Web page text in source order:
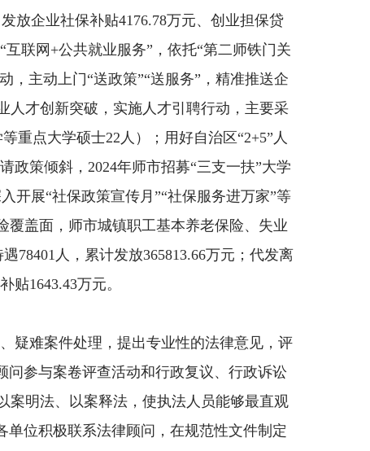
放企业社保补贴4176.78万元、 创业担保贷
“互联网 +公共就业服务”，依托“第二师铁门关
，主动上门“送政策”“送服务”，精准推送企
人才创新突破 ， 实施人才引聘行动， 主要采
等重点大学硕士22 人）；用好自治区 “2+5” 人
政策倾斜， 2024年师市招募“三支一扶”大学
开展“社保政策宣传月”“社保服务进万家”等
覆盖面，师市城镇职工基本养老保险、失业
78401 人，累计发放365813.66万元 ；代发离
贴1643.43万元。
疑难案件处理，提出专业性的法律意见，评
问参与案卷评查活动和行政复议、行政诉讼
案明法、以案释法，使执法人员能够最直观
单位积极联系法律顾问，在规范性文件制定